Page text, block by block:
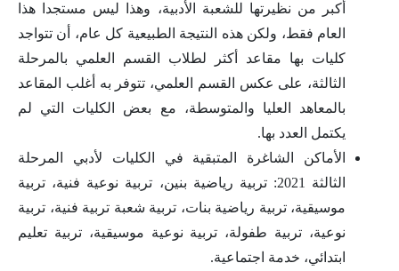
أكبر من نظيرتها للشعبة الأدبية، وهذا ليس مستجدا هذا
العام فقط، ولكن هذه النتيجة الطبيعية كل عام، أن تتواجد
كليات بها مقاعد أكثر لطلاب القسم العلمي بالمرحلة
الثالثة، على عكس القسم العلمي، تتوفر به أغلب المقاعد
بالمعاهد العليا والمتوسطة، مع بعض الكليات التي لم
يكتمل العدد بها.
الأماكن الشاغرة المتبقية في الكليات لأدبي المرحلة
الثالثة 2021: تربية رياضية بنين، تربية نوعية فنية، تربية
موسيقية، تربية رياضية بنات، تربية شعبة تربية فنية، تربية
نوعية، تربية طفولة، تربية نوعية موسيقية، تربية تعليم
ابتدائي، خدمة اجتماعية.